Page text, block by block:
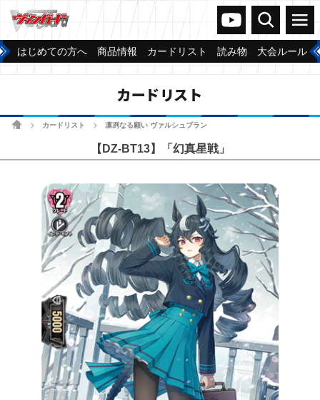
ヴァンガードch
検索 メニュー
はじめての方へ 商品情報 カードリスト 読み物 大会ルール
カードリスト
ホームカードリスト 凛冽なる願い ヴァルシュブラン
【DZ-BT13】「幻真星戦」